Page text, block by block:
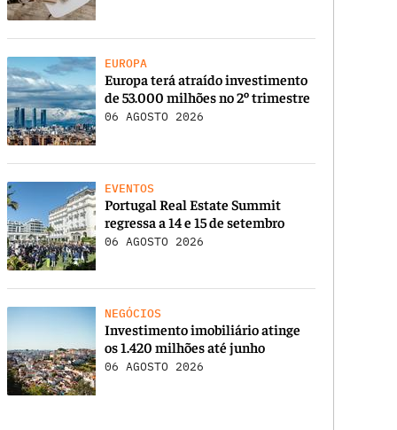
EUROPA
Europa terá atraído investimento
de 53.000 milhões no 2º trimestre
06 AGOSTO 2026
EVENTOS
Portugal Real Estate Summit
regressa a 14 e 15 de setembro
06 AGOSTO 2026
NEGÓCIOS
Investimento imobiliário atinge
os 1.420 milhões até junho
06 AGOSTO 2026